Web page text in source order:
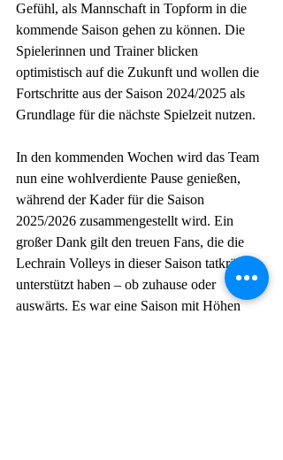
Gefühl, als Mannschaft in Topform in die
kommende Saison gehen zu können. Die
Spielerinnen und Trainer blicken
optimistisch auf die Zukunft und wollen die
Fortschritte aus der Saison 2024/2025 als
Grundlage für die nächste Spielzeit nutzen.
In den kommenden Wochen wird das Team
nun eine wohlverdiente Pause genießen,
während der Kader für die Saison
2025/2026 zusammengestellt wird. Ein
großer Dank gilt den treuen Fans, die die
Lechrain Volleys in dieser Saison tatkräftig
unterstützt haben – ob zuhause oder
auswärts. Es war eine Saison mit Höhen